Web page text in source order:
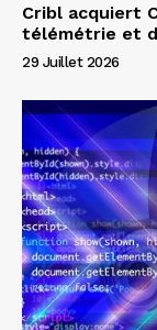
Cribl acquiert
télémétrie et
29 Juillet 2026